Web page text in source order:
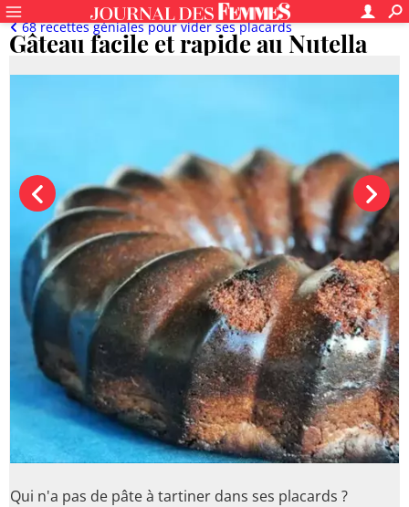
Gâteau facile et rapide au Nutella
68 recettes géniales pour vider ses placards
Qui n'a pas de pâte à tartiner dans ses placards ?